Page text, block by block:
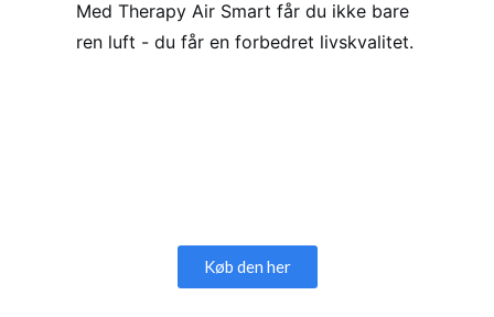
Med Therapy Air Smart får du ikke bare
ren luft - du får en forbedret livskvalitet.
Køb den her